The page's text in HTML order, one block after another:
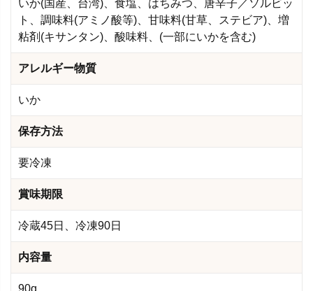
いか(国産、台湾)、食塩、はちみつ、唐辛子／ソルビッ
ト、調味料(アミノ酸等)、甘味料(甘草、ステビア)、増
粘剤(キサンタン)、酸味料、(一部にいかを含む)
アレルギー物質
いか
保存方法
要冷凍
賞味期限
冷蔵45日、冷凍90日
内容量
90g